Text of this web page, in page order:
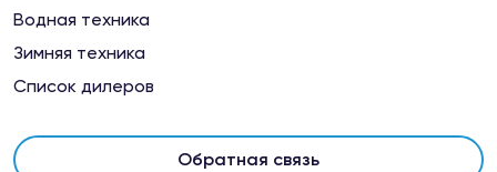
Магазин "Старт"
Борисоглебск, ул.Пешкова-Павловского 108-117
Псков, ул. 23 Июля, 4
Водная техника
Зимняя техника
Список дилеров
Обратная связь